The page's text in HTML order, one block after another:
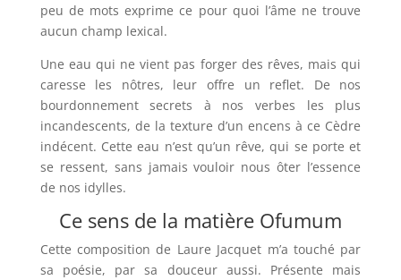
peu de mots exprime ce pour quoi l’âme ne trouve
aucun champ lexical.
Une eau qui ne vient pas forger des rêves, mais qui
caresse les nôtres, leur offre un reflet. De nos
bourdonnement secrets à nos verbes les plus
incandescents, de la texture d’un encens à ce Cèdre
indécent. Cette eau n’est qu’un rêve, qui se porte et
se ressent, sans jamais vouloir nous ôter l’essence
de nos idylles.
Ce sens de la matière Ofumum
Cette composition de Laure Jacquet m’a touché par
sa poésie, par sa douceur aussi. Présente mais